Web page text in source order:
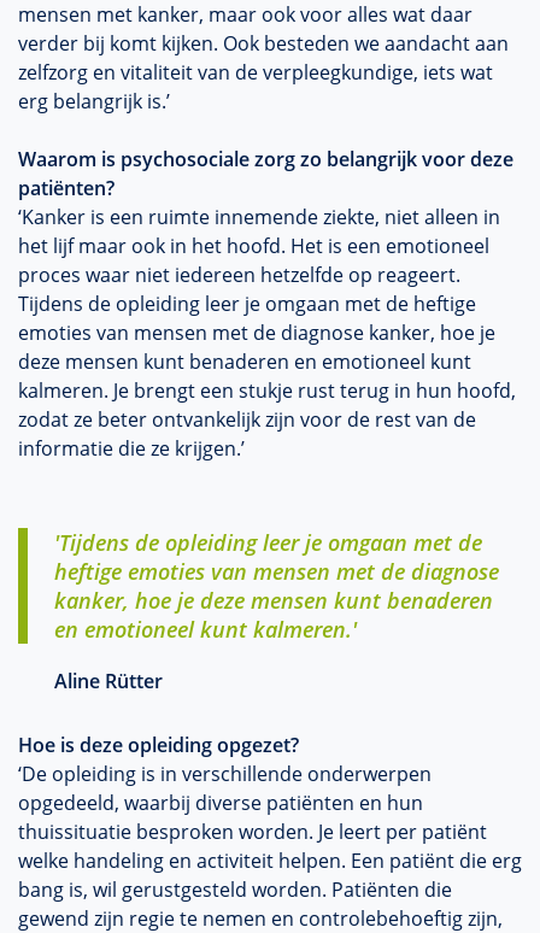
mensen met kanker, maar ook voor alles wat daar
verder bij komt kijken. Ook besteden we aandacht aan
zelfzorg en vitaliteit van de verpleegkundige, iets wat
erg belangrijk is.’
Waarom is psychosociale zorg zo belangrijk voor deze
patiënten?
‘Kanker is een ruimte innemende ziekte, niet alleen in
het lijf maar ook in het hoofd. Het is een emotioneel
proces waar niet iedereen hetzelfde op reageert.
Tijdens de opleiding leer je omgaan met de heftige
emoties van mensen met de diagnose kanker, hoe je
deze mensen kunt benaderen en emotioneel kunt
kalmeren. Je brengt een stukje rust terug in hun hoofd,
zodat ze beter ontvankelijk zijn voor de rest van de
informatie die ze krijgen.’
'Tijdens de opleiding leer je omgaan met de
heftige emoties van mensen met de diagnose
kanker, hoe je deze mensen kunt benaderen
en emotioneel kunt kalmeren.'
Aline Rütter
Hoe is deze opleiding opgezet?
‘De opleiding is in verschillende onderwerpen
opgedeeld, waarbij diverse patiënten en hun
thuissituatie besproken worden. Je leert per patiënt
welke handeling en activiteit helpen. Een patiënt die erg
bang is, wil gerustgesteld worden. Patiënten die
gewend zijn regie te nemen en controlebehoeftig zijn,